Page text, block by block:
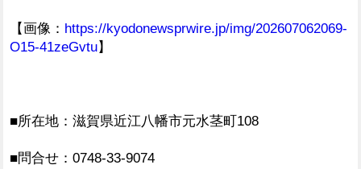
【画像： https://kyodonewsprwire.jp/img/202607062069-
O15-41zeGvtu】
■所在地：滋賀県近江八幡市元水茎町108
■問合せ：0748-33-9074